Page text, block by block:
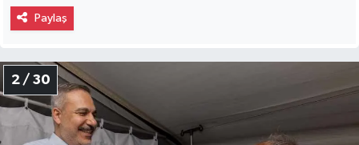
Paylaş
2 / 30